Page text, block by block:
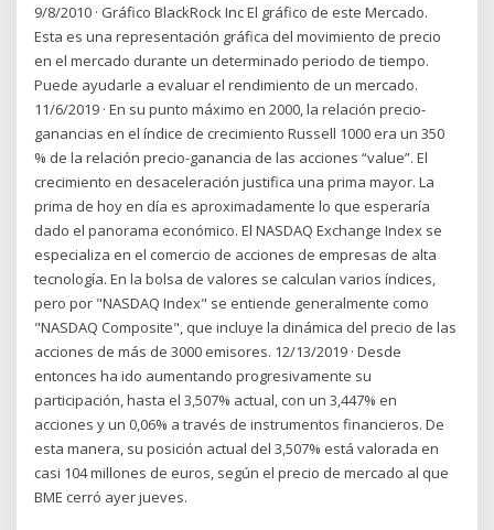
9/8/2010 · Gráfico BlackRock Inc El gráfico de este Mercado.
Esta es una representación gráfica del movimiento de precio
en el mercado durante un determinado periodo de tiempo.
Puede ayudarle a evaluar el rendimiento de un mercado.
11/6/2019 · En su punto máximo en 2000, la relación precio-
ganancias en el índice de crecimiento Russell 1000 era un 350
% de la relación precio-ganancia de las acciones “value”. El
crecimiento en desaceleración justifica una prima mayor. La
prima de hoy en día es aproximadamente lo que esperaría
dado el panorama económico. El NASDAQ Exchange Index se
especializa en el comercio de acciones de empresas de alta
tecnología. En la bolsa de valores se calculan varios índices,
pero por "NASDAQ Index" se entiende generalmente como
"NASDAQ Composite", que incluye la dinámica del precio de las
acciones de más de 3000 emisores. 12/13/2019 · Desde
entonces ha ido aumentando progresivamente su
participación, hasta el 3,507% actual, con un 3,447% en
acciones y un 0,06% a través de instrumentos financieros. De
esta manera, su posición actual del 3,507% está valorada en
casi 104 millones de euros, según el precio de mercado al que
BME cerró ayer jueves.